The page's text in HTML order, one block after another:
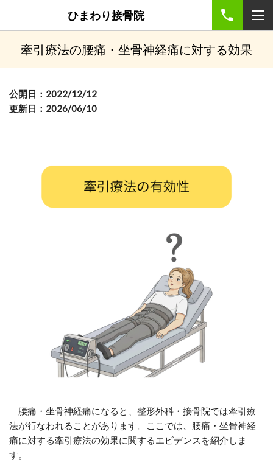
ひまわり接骨院
牽引療法の腰痛・坐骨神経痛に対する効果
公開日：2022/12/12
更新日：2026/06/10
腰痛・坐骨神経痛になると、整形外科・接骨院では牽引療
法が行なわれることがあります。ここでは、腰痛・坐骨神経
痛に対する牽引療法の効果に関するエビデンスを紹介しま
す。